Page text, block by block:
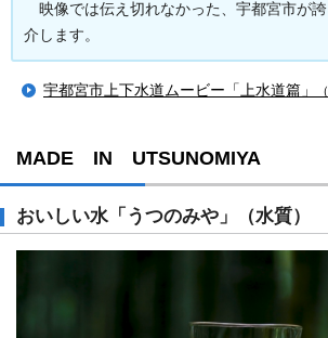
映像では伝え切れなかった、宇都宮市が
介します。
宇都宮市上下水道ムービー「上水道篇」
MADE IN UTSUNOMIYA
おいしい水「うつのみや」（水質）